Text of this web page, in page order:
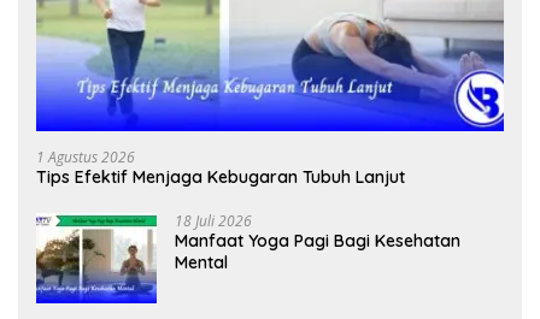
1 Agustus 2026
Tips Efektif Menjaga Kebugaran Tubuh Lanjut
18 Juli 2026
Manfaat Yoga Pagi Bagi Kesehatan
Mental